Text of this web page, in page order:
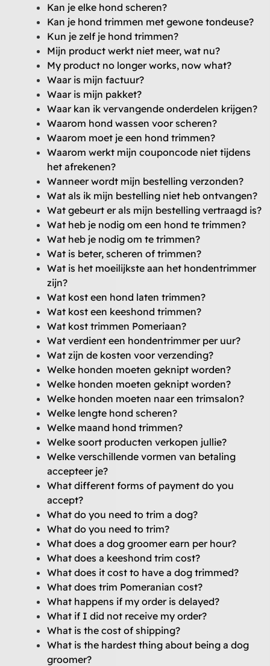
Kan je elke hond scheren?
Kan je hond trimmen met gewone tondeuse?
Kun je zelf je hond trimmen?
Mijn product werkt niet meer, wat nu?
My product no longer works, now what?
Waar is mijn factuur?
Waar is mijn pakket?
Waar kan ik vervangende onderdelen krijgen?
Waarom hond wassen voor scheren?
Waarom moet je een hond trimmen?
Waarom werkt mijn couponcode niet tijdens
het afrekenen?
Wanneer wordt mijn bestelling verzonden?
Wat als ik mijn bestelling niet heb ontvangen?
Wat gebeurt er als mijn bestelling vertraagd is?
Wat heb je nodig om een hond te trimmen?
Wat heb je nodig om te trimmen?
Wat is beter, scheren of trimmen?
Wat is het moeilijkste aan het hondentrimmer
zijn?
Wat kost een hond laten trimmen?
Wat kost een keeshond trimmen?
Wat kost trimmen Pomeriaan?
Wat verdient een hondentrimmer per uur?
Wat zijn de kosten voor verzending?
Welke honden moeten geknipt worden?
Welke honden moeten geknipt worden?
Welke honden moeten naar een trimsalon?
Welke lengte hond scheren?
Welke maand hond trimmen?
Welke soort producten verkopen jullie?
Welke verschillende vormen van betaling
accepteer je?
What different forms of payment do you
accept?
What do you need to trim a dog?
What do you need to trim?
What does a dog groomer earn per hour?
What does a keeshond trim cost?
What does it cost to have a dog trimmed?
What does trim Pomeranian cost?
What happens if my order is delayed?
What if I did not receive my order?
What is the cost of shipping?
What is the hardest thing about being a dog
groomer?